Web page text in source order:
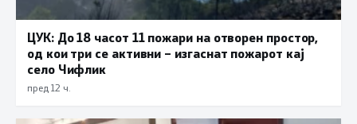
ЦУК: До 18 часот 11 пожари на отворен простор,
од кои три се активни – изгаснат пожарот кај
село Чифлик
пред 12 ч.